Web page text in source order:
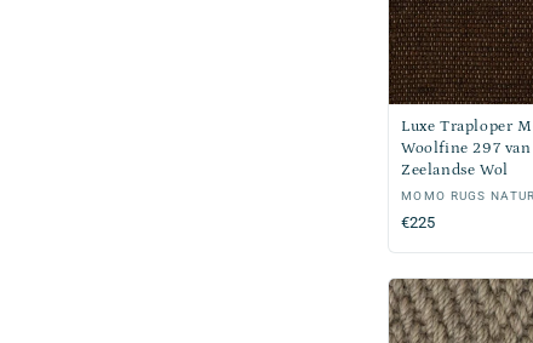
Luxe Traploper
Woolfine 297
Zeelandse Wol
Verkoper:
MOMO RUGS
Normale
€225